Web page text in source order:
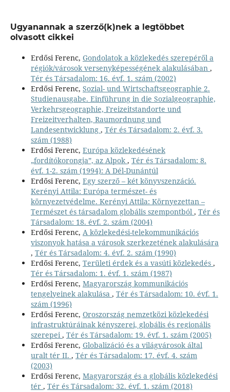
Ugyanannak a szerző(k)nek a legtöbbet
olvasott cikkei
Erdősi Ferenc, Gondolatok a közlekedés szerepéről a
régiók/városok versenyképességének alakulásában ,
Tér és Társadalom: 16. évf. 1. szám (2002)
Erdősi Ferenc, Sozial- und Wirtschaftsgeographie 2.
Studienausgabe. Einführung in die Sozialgeographie,
Verkehrsgeographie, Freizeitstandorte und
Freizeitverhalten, Raumordnung und
Landesentwicklung , Tér és Társadalom: 2. évf. 3.
szám (1988)
Erdősi Ferenc, Európa közlekedésének
„fordítókorongja”, az Alpok , Tér és Társadalom: 8.
évf. 1-2. szám (1994): A Dél-Dunántúl
Erdősi Ferenc, Egy szerző – két könyvszenzáció.
Kerényi Attila: Európa természet- és
környezetvédelme. Kerényi Attila: Környezettan –
Természet és társadalom globális szempontból , Tér és
Társadalom: 18. évf. 2. szám (2004)
Erdősi Ferenc, A közlekedési-telekommunikációs
viszonyok hatása a városok szerkezetének alakulására
, Tér és Társadalom: 4. évf. 2. szám (1990)
Erdősi Ferenc, Területi érdek és a vasúti közlekedés ,
Tér és Társadalom: 1. évf. 1. szám (1987)
Erdősi Ferenc, Magyarország kommunikációs
tengelyeinek alakulása , Tér és Társadalom: 10. évf. 1.
szám (1996)
Erdősi Ferenc, Oroszország nemzetközi közlekedési
infrastruktúráinak kényszerei, globális és regionális
szerepei, Tér és Társadalom: 19. évf. 1. szám (2005)
Erdősi Ferenc, Globalizáció és a világvárosok által
uralt tér II. , Tér és Társadalom: 17. évf. 4. szám
(2003)
Erdősi Ferenc, Magyarország és a globális közlekedési
tér , Tér és Társadalom: 32. évf. 1. szám (2018)